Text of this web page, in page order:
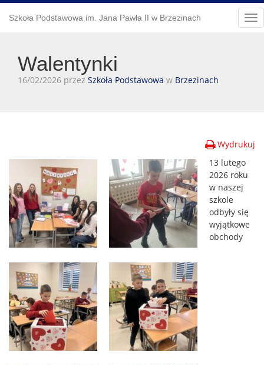
Szkoła Podstawowa im. Jana Pawła II w Brzezinach
Walentynki
16/02/2026 przez Szkoła Podstawowa w Brzezinach
Wydrukuj
13 lutego
2026 roku
w naszej
szkole
odbyły się
wyjątkowe
obchody